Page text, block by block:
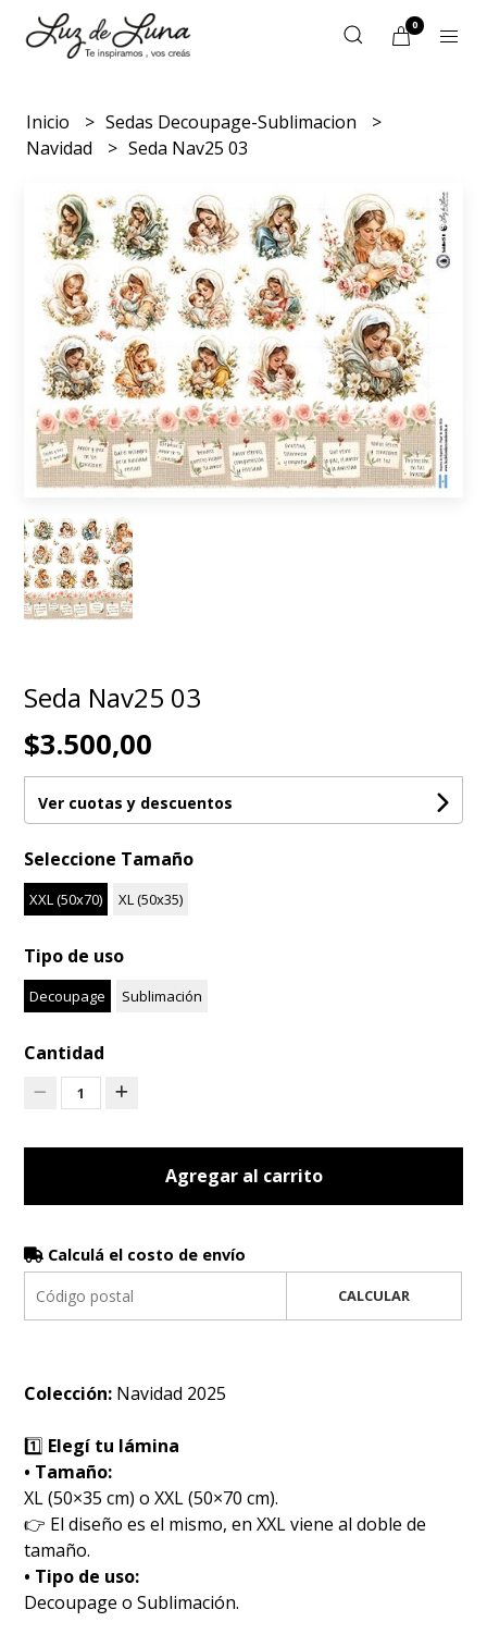
0
Inicio
Sedas Decoupage-Sublimacion
Navidad
Seda Nav25 03
Seda Nav25 03
$3.500,00
Ver cuotas y descuentos
Seleccione Tamaño
XXL (50x70) XL (50x35)
Tipo de uso
Decoupage Sublimación
Cantidad
1
Agregar al carrito
Calculá el costo de envío
CALCULAR
Colección: Navidad 2025
1️⃣ Elegí tu lámina
• Tamaño:
XL (50×35 cm) o XXL (50×70 cm).
👉 El diseño es el mismo, en XXL viene al doble de
tamaño.
• Tipo de uso:
Decoupage o Sublimación.